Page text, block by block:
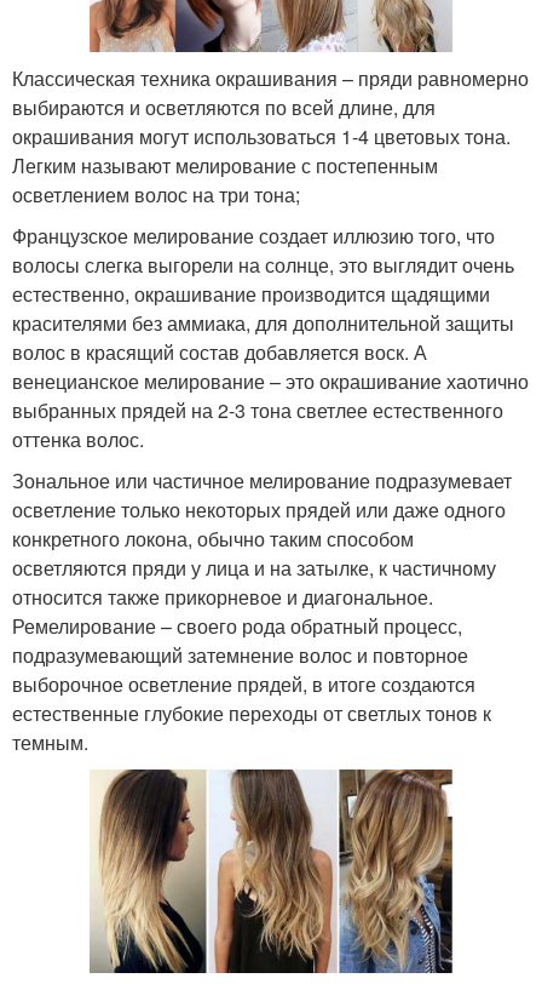
Классическая техника окрашивания – пряди равномерно
выбираются и осветляются по всей длине, для
окрашивания могут использоваться 1-4 цветовых тона.
Легким называют мелирование с постепенным
осветлением волос на три тона;
Французское мелирование создает иллюзию того, что
волосы слегка выгорели на солнце, это выглядит очень
естественно, окрашивание производится щадящими
красителями без аммиака, для дополнительной защиты
волос в красящий состав добавляется воск. А
венецианское мелирование – это окрашивание хаотично
выбранных прядей на 2-3 тона светлее естественного
оттенка волос.
Зональное или частичное мелирование подразумевает
осветление только некоторых прядей или даже одного
конкретного локона, обычно таким способом
осветляются пряди у лица и на затылке, к частичному
относится также прикорневое и диагональное.
Ремелирование – своего рода обратный процесс,
подразумевающий затемнение волос и повторное
выборочное осветление прядей, в итоге создаются
естественные глубокие переходы от светлых тонов к
темным.